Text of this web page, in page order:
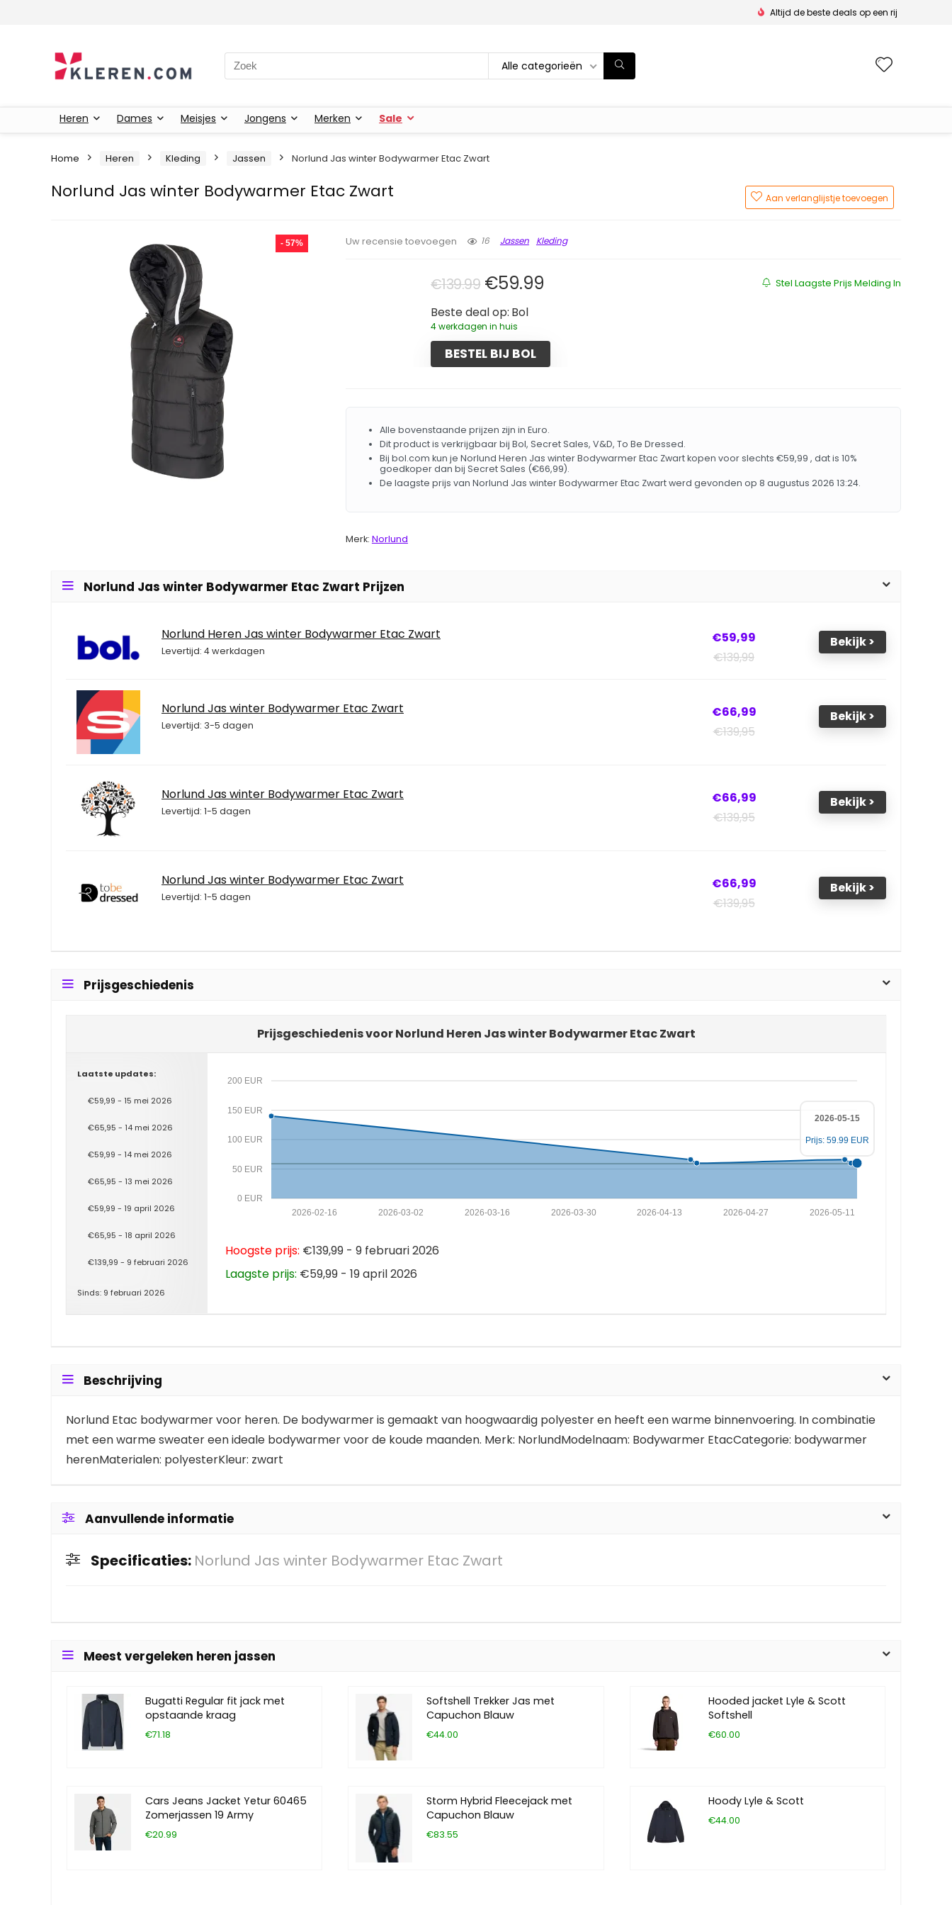
Altijd de beste deals op een rij
Zoeken naar: Alle categorieën
Heren Dames Meisjes Jongens Merken Sale
Home Heren Kleding Jassen Norlund Jas winter Bodywarmer Etac Zwart
Norlund Jas winter Bodywarmer Etac Zwart Aan verlanglijstje toevoegen
- 57% Uw recensie toevoegen 16 Jassen Kleding
Stel Laagste Prijs Melding In
€139.99 Oorspronkelijke prijs was: €139.99.
€59.99
Beste deal op: Bol
4 werkdagen in huis
BESTEL BIJ BOL
Alle bovenstaande prijzen zijn in Euro.
Dit product is verkrijgbaar bij Bol, Secret Sales, V&D, To Be Dressed.
Bij bol.com kun je Norlund Heren Jas winter Bodywarmer Etac Zwart kopen voor slechts €59,99 , dat is 10%
goedkoper dan bij Secret Sales (€66,99).
De laagste prijs van Norlund Jas winter Bodywarmer Etac Zwart werd gevonden op 8 augustus 2026 13:24.
Merk: Norlund
Norlund Jas winter Bodywarmer Etac Zwart Prijzen
Norlund Heren Jas winter Bodywarmer Etac Zwart
Levertijd: 4 werkdagen
€59,99
€139,99
Bekijk >
Norlund Jas winter Bodywarmer Etac Zwart
Levertijd: 3-5 dagen
€66,99
€139,95
Bekijk >
Norlund Jas winter Bodywarmer Etac Zwart
Levertijd: 1-5 dagen
€66,99
€139,95
Bekijk >
Norlund Jas winter Bodywarmer Etac Zwart
Levertijd: 1-5 dagen
€66,99
€139,95
Bekijk >
Prijsgeschiedenis
Prijsgeschiedenis voor Norlund Heren Jas winter Bodywarmer Etac Zwart
Laatste updates:
€59,99 - 15 mei 2026
€65,95 - 14 mei 2026
€59,99 - 14 mei 2026
€65,95 - 13 mei 2026
€59,99 - 19 april 2026
€65,95 - 18 april 2026
€139,99 - 9 februari 2026
Sinds: 9 februari 2026
0 EUR
50 EUR
100 EUR
150 EUR
200 EUR
2026-05-11
2026-04-27
2026-04-13
2026-03-30
2026-03-16
2026-03-02
2026-02-16
2026-05-15
Prijs: 59.99 EUR
Hoogste prijs: €139,99 - 9 februari 2026
Laagste prijs: €59,99 - 19 april 2026
Beschrijving
Norlund Etac bodywarmer voor heren. De bodywarmer is gemaakt van hoogwaardig polyester en heeft een warme binnenvoering. In combinatie
met een warme sweater een ideale bodywarmer voor de koude maanden. Merk: NorlundModelnaam: Bodywarmer EtacCategorie: bodywarmer
herenMaterialen: polyesterKleur: zwart
Aanvullende informatie
Specificaties: Norlund Jas winter Bodywarmer Etac Zwart
Meest vergeleken heren jassen
Bugatti Regular fit jack met
opstaande kraag
€71.18
Softshell Trekker Jas met
Capuchon Blauw
€44.00
Hooded jacket Lyle & Scott
Softshell
€60.00
Cars Jeans Jacket Yetur 60465
Zomerjassen 19 Army
€20.99
Storm Hybrid Fleecejack met
Capuchon Blauw
€83.55
Hoody Lyle & Scott
€44.00